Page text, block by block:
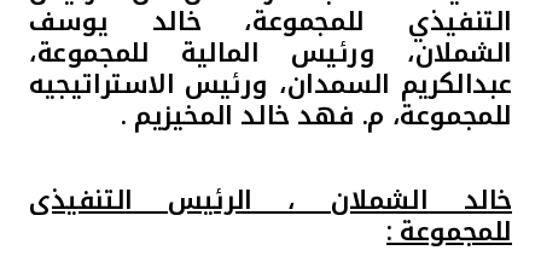
ألمانيا
ماليزيا
تركيا
التنفيذي للمجموعة، خالد يوسف
الشملان، ورئيس المالية للمجموعة،
عبدالكريم السمدان، ورئيس الاستراتيجيه
للمجموعة، م. فهد خالد المخيزيم .
خالد الشملان ، الرئيس التنفيذى
للمجموعة :